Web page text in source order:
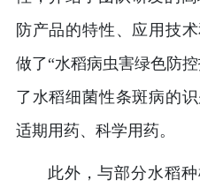
防产品的特性、应用技
做了“水稻病虫害绿色防
了水稻细菌性条斑病的
适期用药、科学用药。
此外，与部分水稻